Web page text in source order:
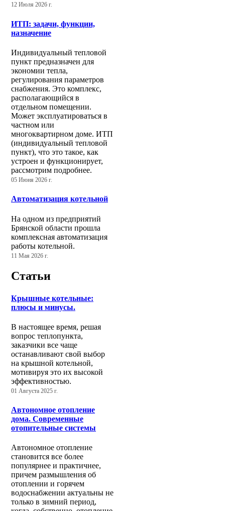
12 Июля 2026 г.
ИТП: задачи, функции,
назначение
Индивидуальный тепловой
пункт предназначен для
экономии тепла,
регулирования параметров
снабжения. Это комплекс,
располагающийся в
отдельном помещении.
Может эксплуатироваться в
частном или
многоквартирном доме. ИТП
(индивидуальный тепловой
пункт), что это такое, как
устроен и функционирует,
рассмотрим подробнее.
05 Июня 2026 г.
Автоматизация котельной
На одном из предприятий
Брянской области прошла
комплексная автоматизация
работы котельной.
11 Мая 2026 г.
Статьи
Крышные котельные:
плюсы и минусы.
В настоящее время, решая
вопрос теплопункта,
заказчики все чаще
останавливают свой выбор
на крышной котельной,
мотивируя это их высокой
эффективностью.
01 Августа 2025 г.
Автономное отопление
дома. Современные
отопительные системы
Автономное отопление
становится все более
популярнее и практичнее,
причем размышления об
отоплении и горячем
водоснабжении актуальны не
только в зимний период,